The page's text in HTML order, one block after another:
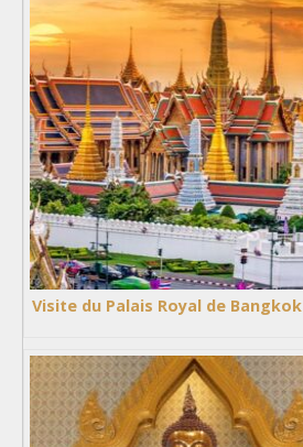
Visite du Palais Royal de Bangkok